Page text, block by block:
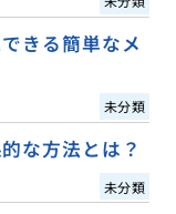
きる簡単なメ
未分類
な方法とは？
未分類